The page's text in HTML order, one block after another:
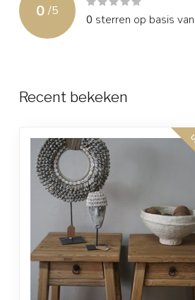
0 /5
0 sterren op basis van
Recent bekeken